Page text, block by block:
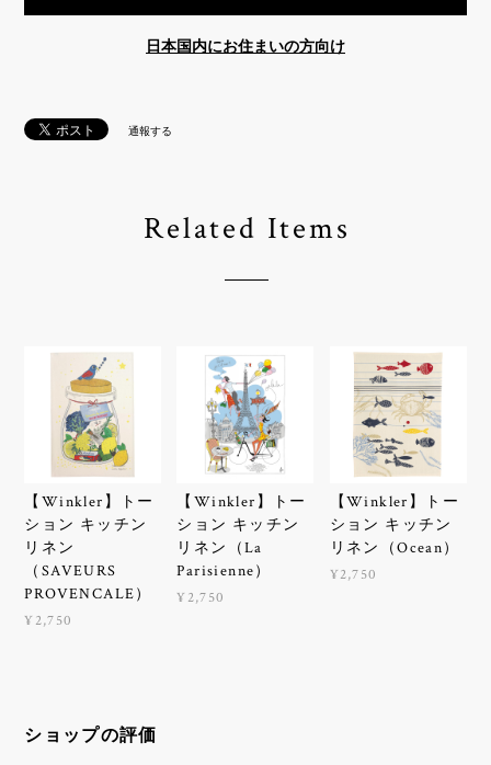
日本国内にお住まいの方向け
通報する
Related Items
【Winkler】トー
ション キッチン
リネン
（SAVEURS
PROVENCALE）
¥2,750
【Winkler】トー
ション キッチン
リネン（La
Parisienne）
¥2,750
【Winkler】トー
ション キッチン
リネン（Ocean）
¥2,750
ショップの評価